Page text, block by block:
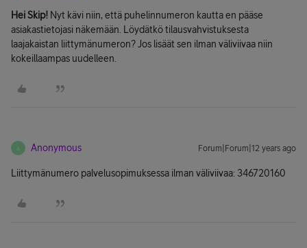
Hei Skip! Nyt kävi niin, että puhelinnumeron kautta en pääse
asiakastietojasi näkemään. Löydätkö tilausvahvistuksesta
laajakaistan liittymänumeron? Jos lisäät sen ilman väliviivaa niin
kokeillaampas uudelleen.
A Anonymous Forum|Forum|12 years ago
Liittymänumero palvelusopimuksessa ilman väliviivaa: 346720160